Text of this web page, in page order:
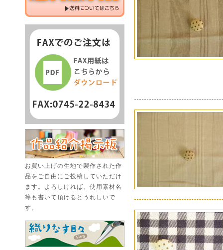
お買い上げの生地で製作された作
品をご自由にご投稿していただけ
ます。よろしければ、使用素材名
等も書いて頂けるとうれしいで
す。